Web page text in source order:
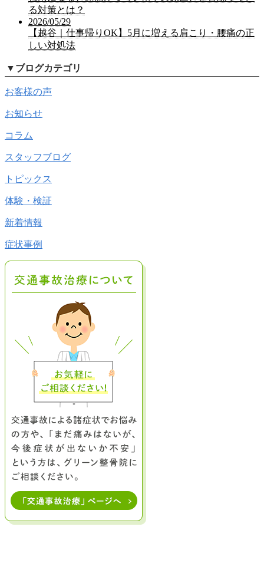
る対策とは？
2026/05/29
【越谷｜仕事帰りOK】5月に増える肩こり・腰痛の正
しい対処法
▼ ブログカテゴリ
お客様の声
お知らせ
コラム
スタッフブログ
トピックス
体験・検証
新着情報
症状事例